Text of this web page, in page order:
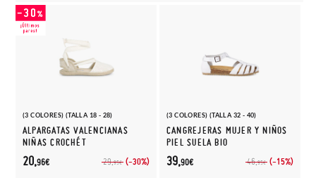
(3 COLORES) (TALLA 18 - 28)
ALPARGATAS VALENCIANAS
NIÑAS CROCHÉT
29,95€ (-30%)
20,96€
(3 COLORES) (TALLA 32 - 40)
CANGREJERAS MUJER Y NIÑOS
PIEL SUELA BIO
46,95€ (-15%)
39,90€